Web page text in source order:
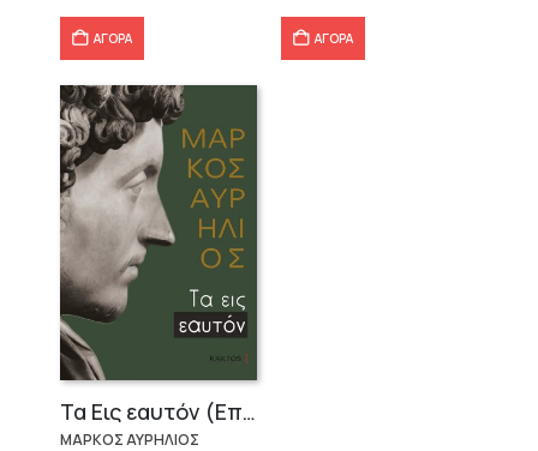
ΑΓΟΡΑ ΑΓΟΡΑ
Τα Εις εαυτόν (Επίτομο) – Μάρκος Αυρήλιος
ΜΑΡΚΟΣ ΑΥΡΗΛΙΟΣ